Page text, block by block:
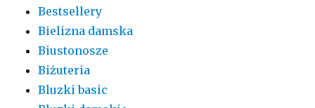
Bestsellery
Bielizna damska
Biustonosze
Biżuteria
Bluzki basic